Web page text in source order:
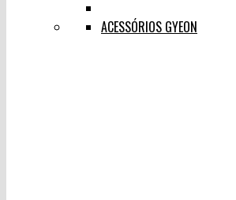
ACESSÓRIOS GYEON